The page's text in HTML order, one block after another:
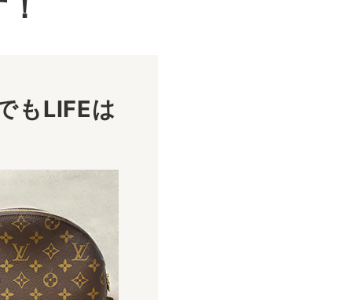
もLIFEは